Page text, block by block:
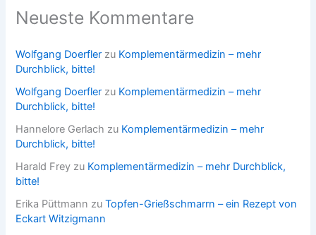
Neueste Kommentare
Wolfgang Doerfler zu Komplementärmedizin – mehr
Durchblick, bitte!
Wolfgang Doerfler zu Komplementärmedizin – mehr
Durchblick, bitte!
Hannelore Gerlach zu Komplementärmedizin – mehr
Durchblick, bitte!
Harald Frey zu Komplementärmedizin – mehr Durchblick,
bitte!
Erika Püttmann zuTopfen-Grießschmarrn – ein Rezept von
Eckart Witzigmann